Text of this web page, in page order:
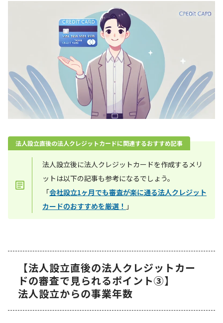
法人設立直後の法人クレジットカードに関連するおすすめ記事
法人設立後に法人クレジットカードを作成するメリ
ットは以下の記事も参考になるでしょう。
「会社設立1ヶ月でも審査が楽に通る法人クレジット
カードのおすすめを厳選！ 」
【法人設立直後の法人クレジットカー
ドの審査で見られるポイント③】
法人設立からの事業年数